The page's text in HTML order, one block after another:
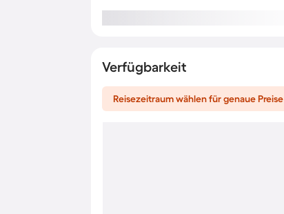
Verfügbarkeit
Reisezeitraum wählen für genaue Preise